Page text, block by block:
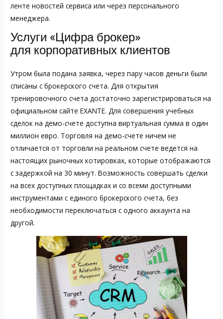
ленте новостей сервиса или через персонального
менеджера.
Услуги «Цифра брокер»
для корпоративных клиентов
Утром была подана заявка, через пару часов деньги были
списаны с брокерского счета. Для открытия
тренировочного счета достаточно зарегистрироваться на
официальном сайте EXANTE. Для совершения учебных
сделок на демо-счете доступна виртуальная сумма в один
миллион евро. Торговля на демо-счете ничем не
отличается от торговли на реальном счете ведется на
настоящих рыночных котировках, которые отображаются
с задержкой на 30 минут. Возможность совершать сделки
на всех доступных площадках и со всеми доступными
инструментами с единого брокерского счета, без
необходимости переключаться с одного аккаунта на
другой.